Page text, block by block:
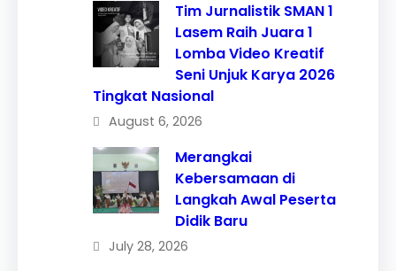
Tim Jurnalistik SMAN 1
Lasem Raih Juara 1
Lomba Video Kreatif
Seni Unjuk Karya 2026
Tingkat Nasional
August 6, 2026
Merangkai
Kebersamaan di
Langkah Awal Peserta
Didik Baru
July 28, 2026